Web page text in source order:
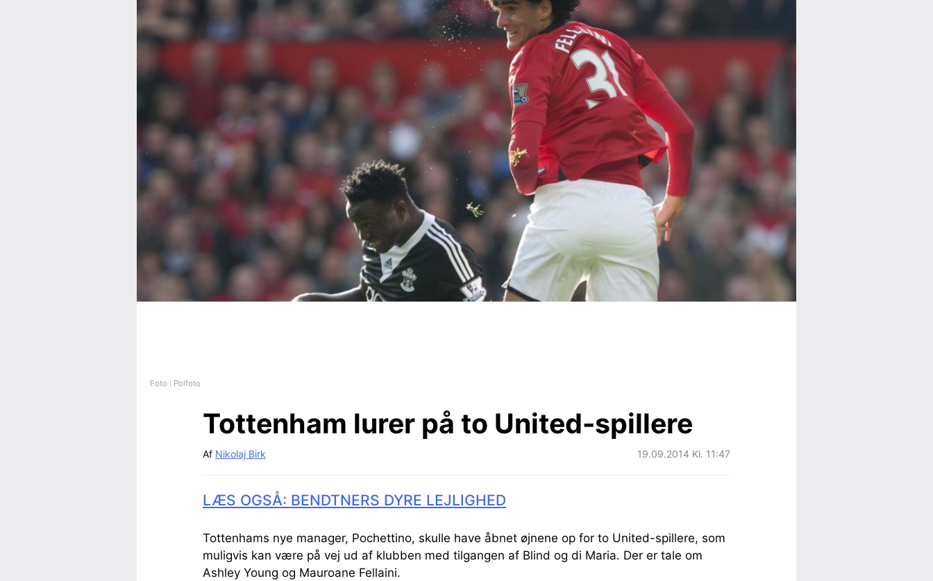
Foto : Polfoto
Tottenham lurer på to United-spillere
Af Nikolaj Birk 19.09.2014 Kl. 11:47
LÆS OGSÅ: BENDTNERS DYRE LEJLIGHED
Tottenhams nye manager, Pochettino, skulle have åbnet øjnene op for to United-spillere, som
muligvis kan være på vej ud af klubben med tilgangen af Blind og di Maria. Der er tale om
Ashley Young og Mauroane Fellaini.